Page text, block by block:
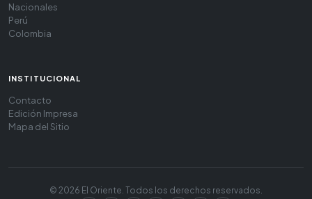
Nacionales
Perú
Colombia
INSTITUCIONAL
Contacto
Edición Impresa
Mapa del Sitio
© 2026 El Oriente. Todos los derechos reservados.